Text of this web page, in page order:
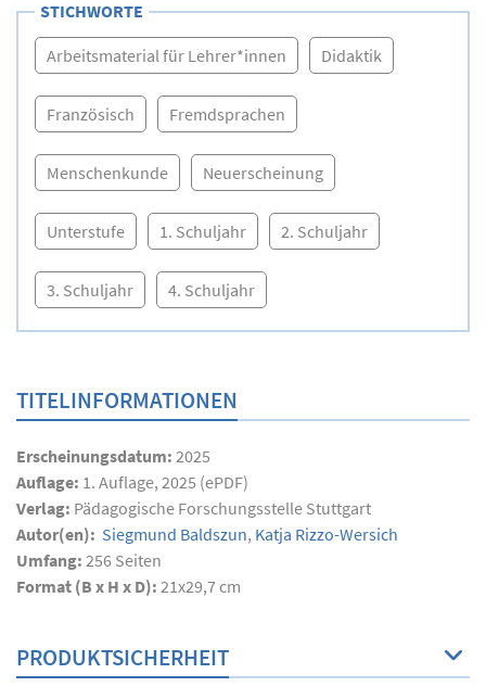
STICHWORTE
Arbeitsmaterial für Lehrer*innen Didaktik
Französisch Fremdsprachen
Menschenkunde Neuerscheinung
Unterstufe 1. Schuljahr 2. Schuljahr
3. Schuljahr 4. Schuljahr
TITELINFORMATIONEN
Erscheinungsdatum: 2025
Auflage: 1. Auflage, 2025 (ePDF)
Verlag: Pädagogische Forschungsstelle Stuttgart
Autor(en): Siegmund Baldszun, Katja Rizzo-Wersich
Umfang: 256 Seiten
Format (B x H x D): 21x29,7 cm
PRODUKTSICHERHEIT